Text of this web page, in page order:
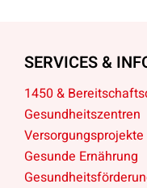
SERVICES &
1450 &
Gesundheitszentren
Versorgungsprojekte
Gesunde Ernährung